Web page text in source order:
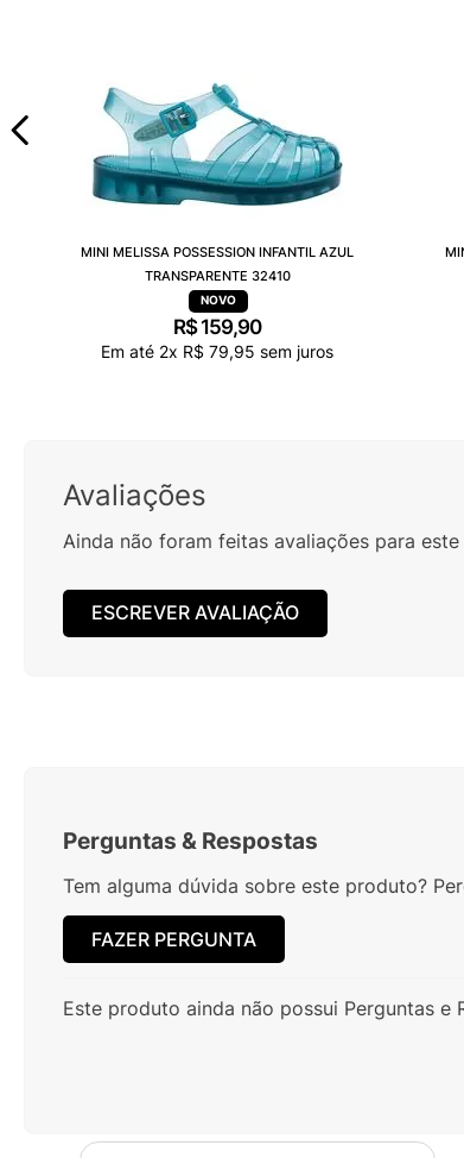
MINI MELISSA POSSESSION INFANTIL AZUL
TRANSPARENTE 32410
R$ 159,90
Em até 2x R$ 79,95 sem juros
Avaliações
Ainda não foram feitas avaliações para
ESCREVER AVALIAÇÃO
Perguntas & Respostas
Tem alguma dúvida sobre este produto?
FAZER PERGUNTA
Este produto ainda não possui Perguntas e